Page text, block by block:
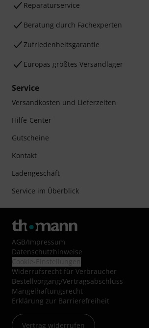
Reparaturservice
Beratung durch Fachexperten
Zufriedenheitsgarantie
Europas größtes Versandlager
Service
Versandkosten und Lieferzeiten
Hilfe-Center
Gutscheine
Kontakt
Ladengeschäft
Service im Überblick
AGB/Impressum
Datenschutzhinweise
Widerrufsrecht für Verbraucher
Bestellvorgang/Vertragsabschluss
Mängelhaftungsrecht
Erklärung zur Barrierefreiheit
Vertrag widerrufen